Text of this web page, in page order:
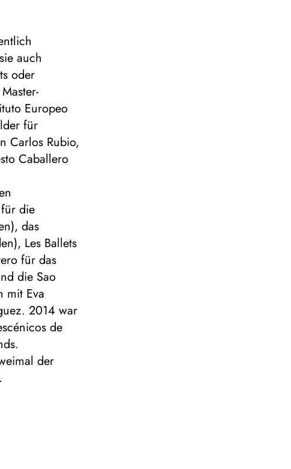
auch
oder
Europeo
für
Carlos Rubio,
Caballero
die
das
Les Ballets
für das
die Sao
mit Eva
2014 war
de
der